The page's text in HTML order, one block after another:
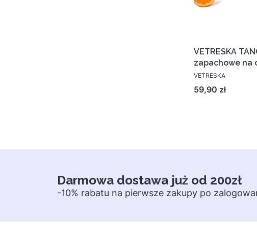
VETRESKA
zapachowe na
VETRESKA
Cena
59,90 zł
Darmowa dostawa już od 200zł
-10% rabatu na pierwsze zakupy po